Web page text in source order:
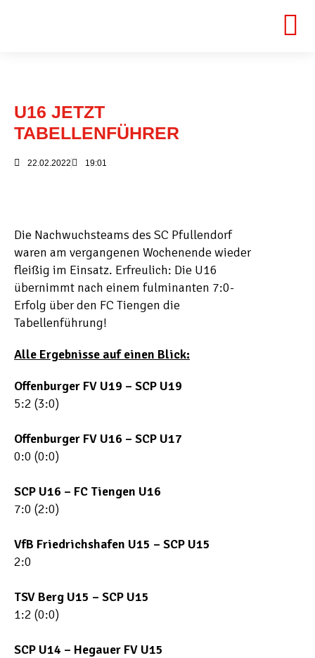
U16 JETZT
TABELLENFÜHRER
22.02.2022 19:01
Die Nachwuchsteams des SC Pfullendorf
waren am vergangenen Wochenende wieder
fleißig im Einsatz. Erfreulich: Die U16
übernimmt nach einem fulminanten 7:0-
Erfolg über den FC Tiengen die
Tabellenführung!
Alle Ergebnisse auf einen Blick:
Offenburger FV U19 – SCP U19
5:2 (3:0)
Offenburger FV U16 – SCP U17
0:0 (0:0)
SCP U16 – FC Tiengen U16
7:0 (2:0)
VfB Friedrichshafen U15 – SCP U15
2:0
TSV Berg U15 – SCP U15
1:2 (0:0)
SCP U14 – Hegauer FV U15